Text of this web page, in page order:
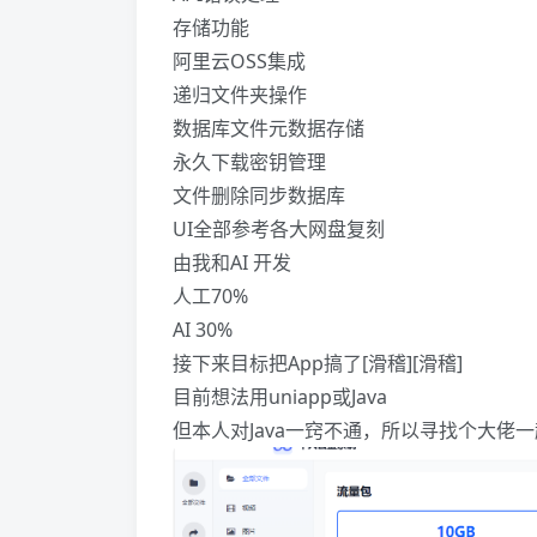
存储功能
阿里云OSS集成
递归文件夹操作
数据库文件元数据存储
永久下载密钥管理
文件删除同步数据库
UI全部参考各大网盘复刻
由我和AI 开发
人工70%
AI 30%
接下来目标把App搞了[滑稽][滑稽]
目前想法用uniapp或Java
但本人对Java一窍不通，所以寻找个大佬